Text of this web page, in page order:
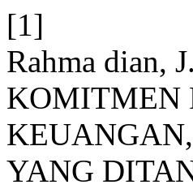
[1]
Rahma dian,
KOMITMEN
YANG